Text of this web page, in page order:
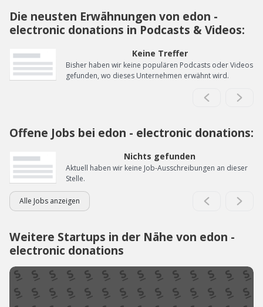
Die neusten Erwähnungen von edon -
electronic donations in Podcasts & Videos:
Keine Treffer
Bisher haben wir keine populären Podcasts oder Videos
gefunden, wo dieses Unternehmen erwähnt wird.
Offene Jobs bei edon - electronic donations:
Nichts gefunden
Aktuell haben wir keine Job-Ausschreibungen an dieser
Stelle.
Alle Jobs anzeigen
Weitere Startups in der Nähe von edon -
electronic donations